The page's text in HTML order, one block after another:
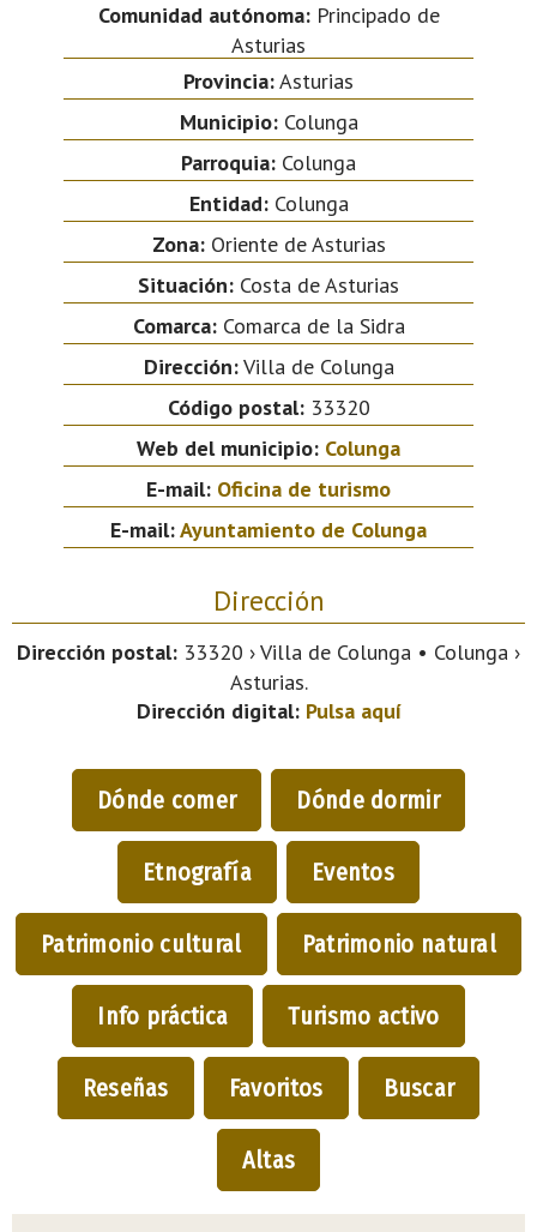
Comunidad autónoma:Principado de
Asturias
Provincia:Asturias
Municipio:Colunga
Parroquia: Colunga
Entidad:Colunga
Zona:Oriente de Asturias
Situación: Costa de Asturias
Comarca:Comarca de la Sidra
Dirección:Villa de Colunga
Código postal:33320
Web del municipio: Colunga
E-mail: Oficina de turismo
E-mail:Ayuntamiento de Colunga
Dirección
Dirección postal: 33320 › Villa de Colunga • Colunga ›
Asturias.
Dirección digital: Pulsa aquí
Dónde comer Dónde dormir
Etnografía Eventos
Patrimonio cultural Patrimonio natural
Info práctica Turismo activo
Reseñas Favoritos Buscar
Altas